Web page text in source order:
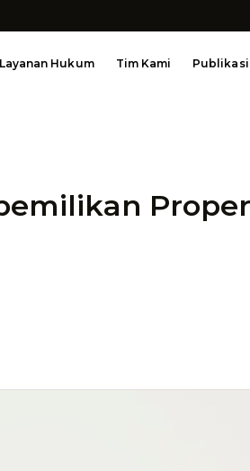
Layanan Hukum Tim Kami Publikasi